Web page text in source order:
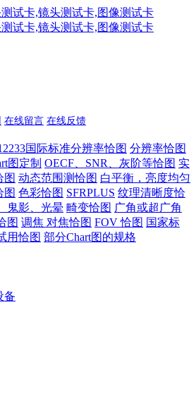
在线留言 在线反馈
国际标准分辨率恰图 分辨率恰图
图定制 OECF、SNR、灰阶等恰图 实
图 动态范围测恰图 白平衡，亮度均匀
图 色彩恰图 SFRPLUS 纹理清晰度恰
鬼影、光晕 畸变恰图 广角或超广角
图 调焦 对焦恰图 FOV 恰图 国家标
用恰图 部分Chart图的规格
备